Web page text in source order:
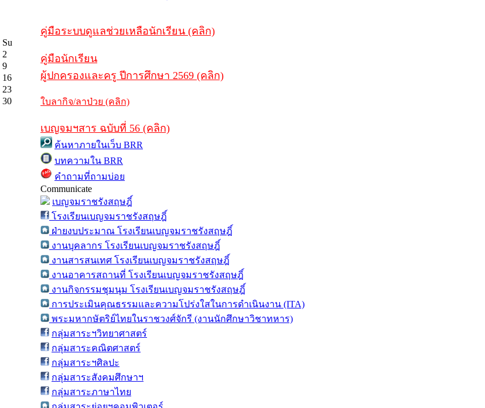
Su
2
9
16
23
30
คู่มือระบบดูแลช่วยเหลือนักเรียน (คลิก)
คู่มือนักเรียน
ผู้ปกครองและครู ปีการศึกษา 2569 (คลิก)
ใบลากิจ/ลาป่วย (คลิก)
เบญจมฯสาร ฉบับที่ 56 (คลิก)
ค้นหาภายในเว็บ BRR
บทความใน BRR
คำถามที่ถามบ่อย
Communicate
เบญจมราชรังสฤษฎิ์
โรงเรียนเบญจมราชรังสฤษฎิ์
ฝ่ายงบประมาณ โรงเรียนเบญจมราชรังสฤษฎิ์
งานบุคลากร โรงเรียนเบญจมราชรังสฤษฎิ์
งานสารสนเทศ โรงเรียนเบญจมราชรังสฤษฎิ์
งานอาคารสถานที่ โรงเรียนเบญจมราชรังสฤษฎิ์
งานกิจกรรมชุมนุม โรงเรียนเบญจมราชรังสฤษฎิ์
การประเมินคุณธรรมและความโปร่งใสในการดำเนินงาน (ITA)
พระมหากษัตริย์ไทยในราชวงศ์จักรี (งานนักศึกษาวิชาทหาร)
กลุ่มสาระฯวิทยาศาสตร์
กลุ่มสาระคณิตศาสตร์
กลุ่มสาระฯศิลปะ
กลุ่มสาระสังคมศึกษาฯ
กลุ่มสาระภาษาไทย